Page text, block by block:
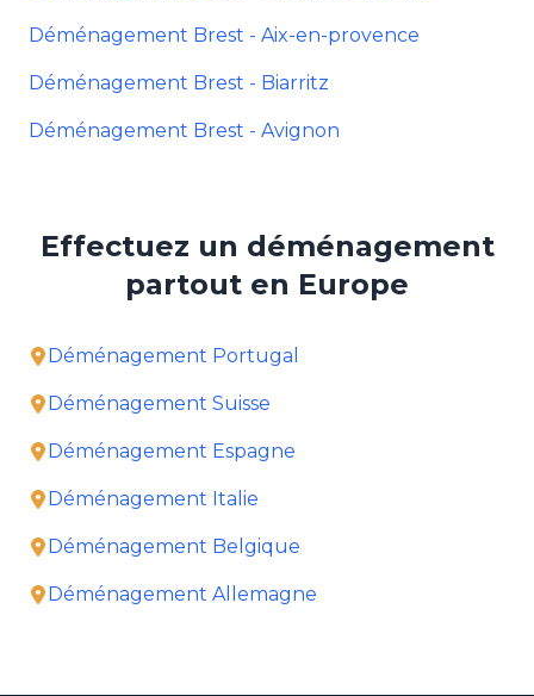
Déménagement Brest - Aix-en-provence
Déménagement Brest - Biarritz
Déménagement Brest - Avignon
Effectuez un déménagement
partout en Europe
Déménagement Portugal
Déménagement Suisse
Déménagement Espagne
Déménagement Italie
Déménagement Belgique
Déménagement Allemagne